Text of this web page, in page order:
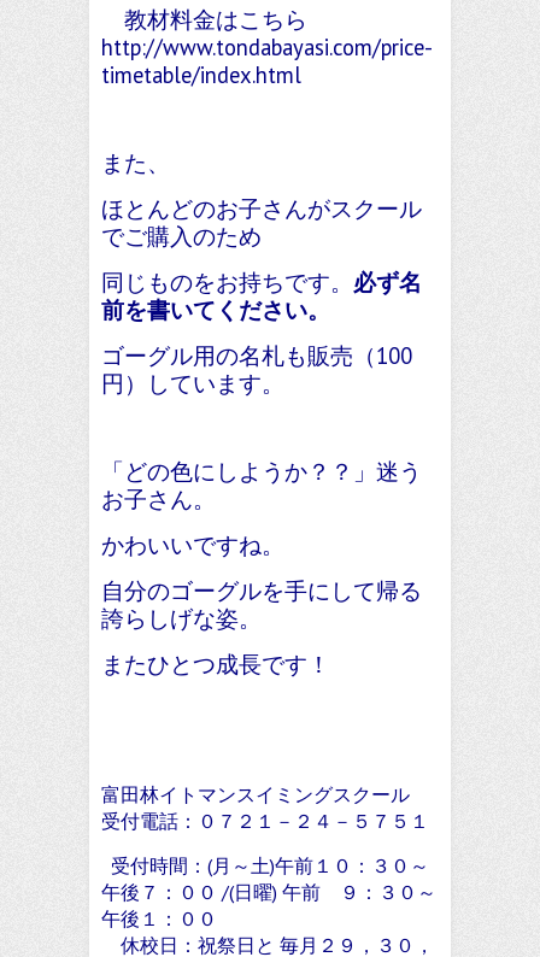
教材料金はこちら
http://www.tondabayasi.com/price-
timetable/index.html
また、
ほとんどのお子さんがスクール
でご購入のため
同じものをお持ちです。 必ず名
前を書いてください。
ゴーグル用の名札も販売（100
円）しています。
「どの色にしようか？？」迷う
お子さん。
かわいいですね。
自分のゴーグルを手にして帰る
誇らしげな姿。
またひとつ成長です！
富田林イトマンスイミングスクール
受付電話：０７２１－２４－５７５１
受付時間：(月～土)午前１０：３０～
午後７：００ /(日曜) 午前 ９：３０～
午後１：００
休校日：祝祭日と 毎月２９，３０，